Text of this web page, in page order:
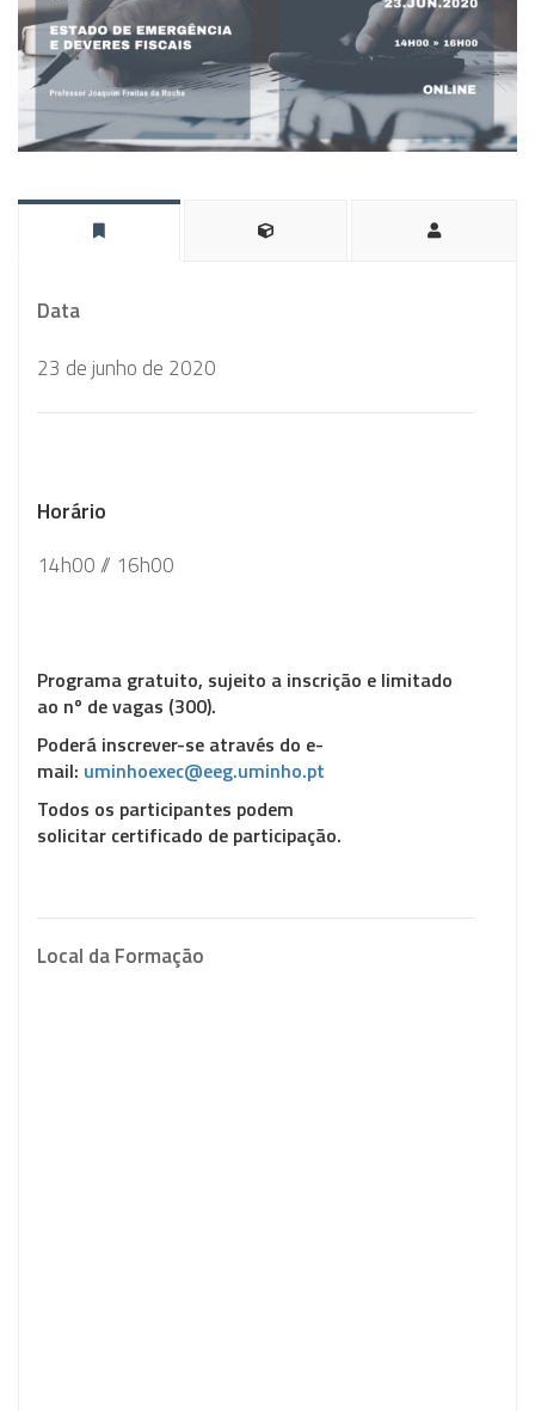
Data
23 de junho de 2020
Horário
14h00 // 16h00
Programa gratuito, sujeito a inscrição e limitado
ao nº de vagas (300).
Poderá inscrever-se através do e-
mail: uminhoexec@eeg.uminho.pt
Todos os participantes podem
solicitar certificado de participação.
Local da Formação